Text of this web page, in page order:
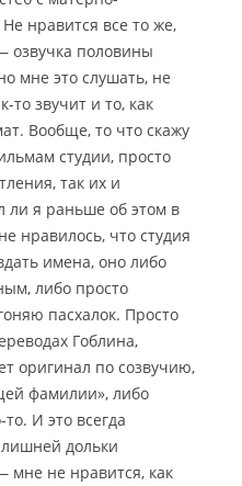
Не нравится все то же,
озвучка половины
мне это слушать, не
то звучит и то, как
Вообще, то что скажу
студии, просто
так их и
ли я раньше об этом в
нравилось, что студия
имена, оно либо
либо просто
пасхалок. Просто
Гоблина,
оригинал по созвучию,
фамилии», либо
И это всегда
дольки
мне не нравится, как